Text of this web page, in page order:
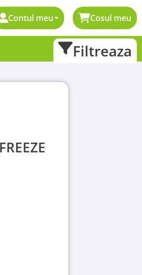
Contul meu Cosul meu
Filtreaza